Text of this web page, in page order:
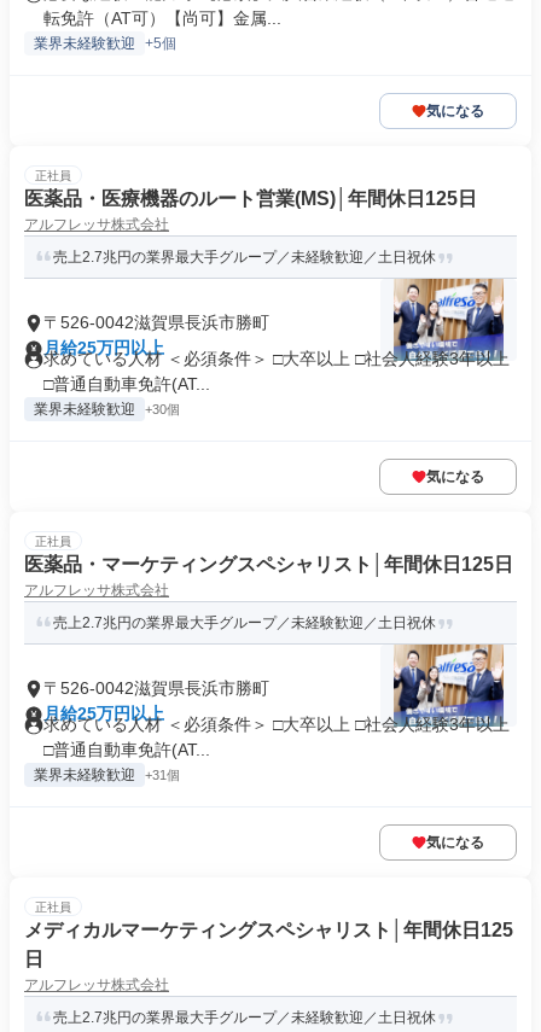
転免許（AT可）【尚可】金属...
業界未経験歓迎 +5個
気になる
正社員
医薬品・医療機器のルート営業(MS)│年間休日125日
アルフレッサ株式会社
売上2.7兆円の業界最大手グループ／未経験歓迎／土日祝休
〒526-0042滋賀県長浜市勝町
月給25万円以上
求めている人材 ＜必須条件＞ □大卒以上 □社会人経験3年以上
□普通自動車免許(AT...
業界未経験歓迎 +30個
気になる
正社員
医薬品・マーケティングスペシャリスト│年間休日125日
アルフレッサ株式会社
売上2.7兆円の業界最大手グループ／未経験歓迎／土日祝休
〒526-0042滋賀県長浜市勝町
月給25万円以上
求めている人材 ＜必須条件＞ □大卒以上 □社会人経験3年以上
□普通自動車免許(AT...
業界未経験歓迎 +31個
気になる
正社員
メディカルマーケティングスペシャリスト│年間休日125
日
アルフレッサ株式会社
売上2.7兆円の業界最大手グループ／未経験歓迎／土日祝休